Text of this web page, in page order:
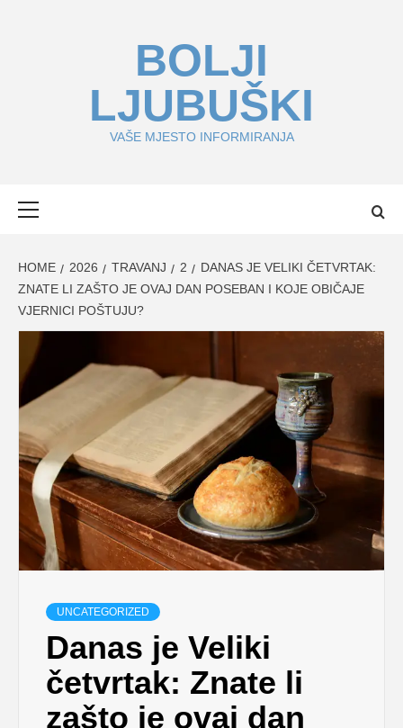
BOLJI
LJUBUŠKI
VAŠE MJESTO INFORMIRANJA
HOME 2026 TRAVANJ 2
DANAS JE VELIKI ČETVRTAK:
ZNATE LI ZAŠTO JE OVAJ DAN POSEBAN I KOJE OBIČAJE
VJERNICI POŠTUJU?
UNCATEGORIZED
Danas je Veliki
četvrtak: Znate li
zašto je ovaj dan